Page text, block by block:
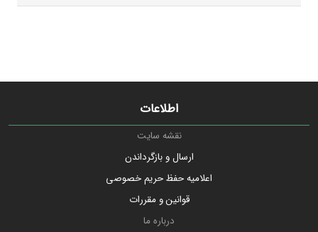
اطلاعات
نقشه سایت
ارسال و بازگرداندن
اعلامیه حفظ حریم خصوصی
قوانین و مقررات
درباره ما